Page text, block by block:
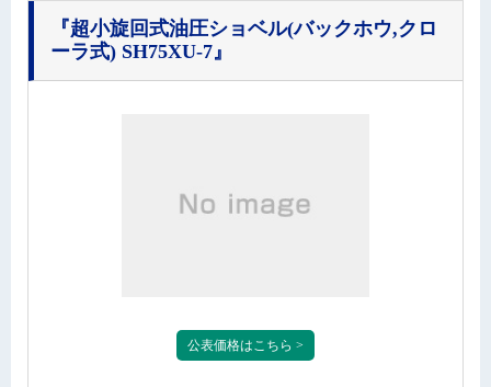
『超小旋回式油圧ショベル(バックホウ,クロ
ーラ式) SH75XU-7』
公表価格はこちら >